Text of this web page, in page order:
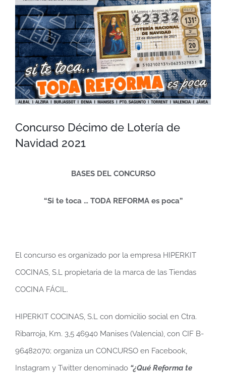
más
grande
Concurso Décimo de Lotería de
Navidad 2021
BASES DEL CONCURSO
“Si te toca … TODA REFORMA es poca”
El concurso es organizado por la empresa HIPERKIT
COCINAS, S.L propietaria de la marca de las Tiendas
COCINA FÁCIL.
HIPERKIT COCINAS, S.L con domicilio social en Ctra.
Ribarroja, Km. 3,5 46940 Manises (Valencia), con CIF B-
96482070; organiza un CONCURSO en Facebook,
Instagram y Twitter denominado “¿Qué Reforma te